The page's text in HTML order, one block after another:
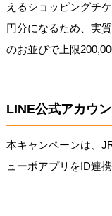
えるショッピングチ
円分になるため、実
のお並びで上限
LINE公式アカウ
本キャンペーンは、
ューポアプリをID連